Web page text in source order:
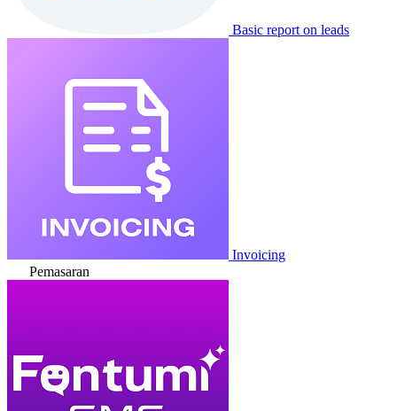
Basic report on leads
Invoicing
Pemasaran